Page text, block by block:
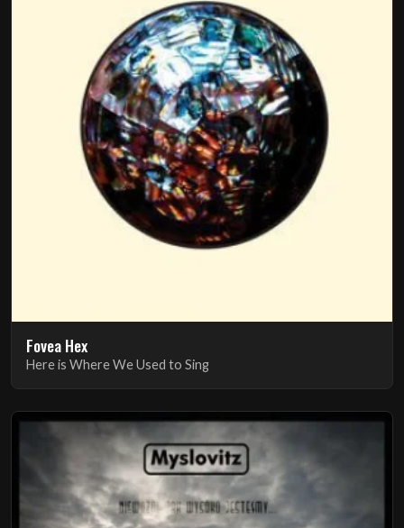
Fovea Hex
Here is Where We Used to Sing